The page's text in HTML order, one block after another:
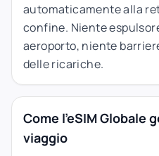
automaticamente alla
confine. Niente
aeroporto, niente
delle ricariche.
Come l'eSIM Globale
viaggio